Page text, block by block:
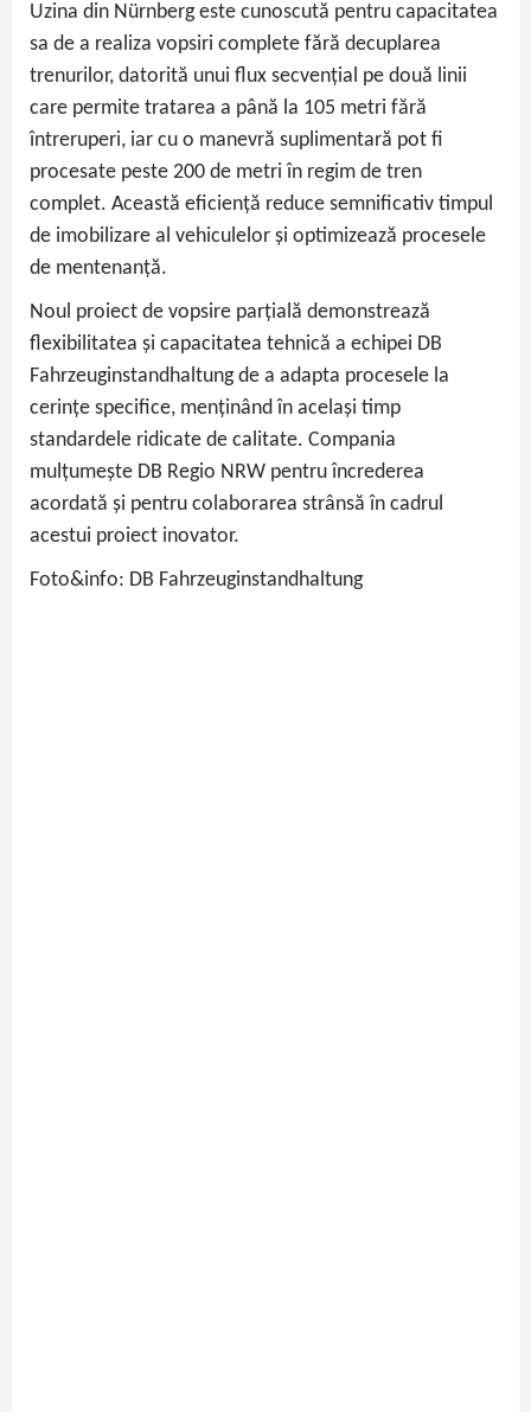
Uzina din Nürnberg este cunoscută pentru capacitatea
sa de a realiza vopsiri complete fără decuplarea
trenurilor, datorită unui flux secvențial pe două linii
care permite tratarea a până la 105 metri fără
întreruperi, iar cu o manevră suplimentară pot fi
procesate peste 200 de metri în regim de tren
complet. Această eficiență reduce semnificativ timpul
de imobilizare al vehiculelor și optimizează procesele
de mentenanță.
Noul proiect de vopsire parțială demonstrează
flexibilitatea și capacitatea tehnică a echipei DB
Fahrzeuginstandhaltung de a adapta procesele la
cerințe specifice, menținând în același timp
standardele ridicate de calitate. Compania
mulțumește DB Regio NRW pentru încrederea
acordată și pentru colaborarea strânsă în cadrul
acestui proiect inovator.
Foto&info: DB Fahrzeuginstandhaltung